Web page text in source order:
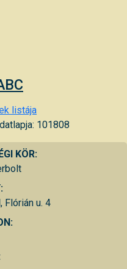
listája
101808
KÖR:
Flórián u. 4